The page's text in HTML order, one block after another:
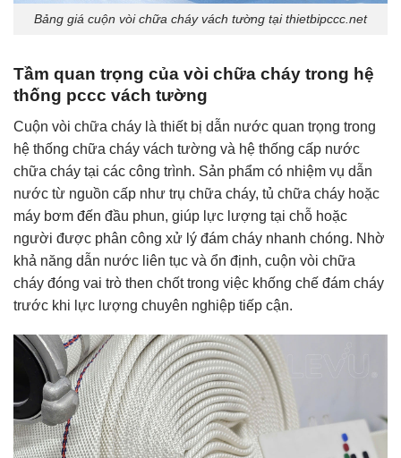
Bảng giá cuộn vòi chữa cháy vách tường tại thietbipccc.net
Tầm quan trọng của vòi chữa cháy trong hệ
thống pccc vách tường
Cuộn vòi chữa cháy là thiết bị dẫn nước quan trọng trong
hệ thống chữa cháy vách tường và hệ thống cấp nước
chữa cháy tại các công trình. Sản phẩm có nhiệm vụ dẫn
nước từ nguồn cấp như trụ chữa cháy, tủ chữa cháy hoặc
máy bơm đến đầu phun, giúp lực lượng tại chỗ hoặc
người được phân công xử lý đám cháy nhanh chóng. Nhờ
khả năng dẫn nước liên tục và ổn định, cuộn vòi chữa
cháy đóng vai trò then chốt trong việc khống chế đám cháy
trước khi lực lượng chuyên nghiệp tiếp cận.